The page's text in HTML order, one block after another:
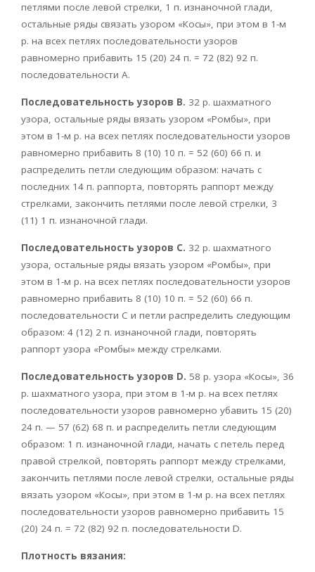
петлями после левой стрелки, 1 п. изнаночной глади,
остальные ряды связать узором «Косы», при этом в 1-м
р. на всех петлях последовательности узоров
равномерно прибавить 15 (20) 24 п. = 72 (82) 92 п.
последовательности А.
Последовательность узоров В. 32 р. шахматного
узора, остальные ряды вязать узором «Ромбы», при
этом в 1-м р. на всех петлях последовательности узоров
равномерно прибавить 8 (10) 10 п. = 52 (60) 66 п. и
распределить петли следующим образом: начать с
последних 14 п. раппорта, повторять раппорт между
стрелками, закончить петлями после левой стрелки, 3
(11) 1 п. изнаночной глади.
Последовательность узоров С. 32 р. шахматного
узора, остальные ряды вязать узором «Ромбы», при
этом в 1-м р. на всех петлях последовательности узоров
равномерно прибавить 8 (10) 10 п. = 52 (60) 66 п.
последовательности С и петли распределить следующим
образом: 4 (12) 2 п. изнаночной глади, повторять
раппорт узора «Ромбы» между стрелками.
Последовательность узоров D. 58 р. узора «Косы», 36
р. шахматного узора, при этом в 1-м р. на всех петлях
последовательности узоров равномерно убавить 15 (20)
24 п. — 57 (62) 68 п. и распределить петли следующим
образом: 1 п. изнаночной глади, начать с петель перед
правой стрелкой, повторять раппорт между стрелками,
закончить петлями после левой стрелки, остальные ряды
вязать узором «Косы», при этом в 1-м р. на всех петлях
последовательности узоров равномерно прибавить 15
(20) 24 п. = 72 (82) 92 п. последовательности D.
Плотность вязания: